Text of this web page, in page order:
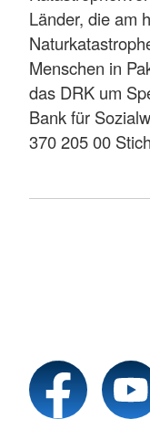
Länder, die am
Menschen in
das DRK um
Bank für
370 205 00